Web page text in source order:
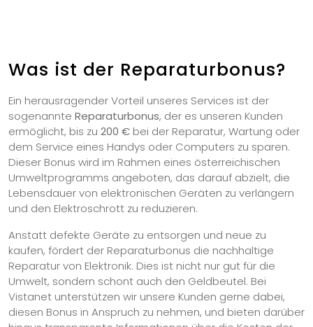
Was ist der Reparaturbonus?
Ein herausragender Vorteil unseres Services ist der
sogenannte Reparaturbonus, der es unseren Kunden
ermöglicht, bis zu 200 € bei der Reparatur, Wartung oder
dem Service eines Handys oder Computers zu sparen.
Dieser Bonus wird im Rahmen eines österreichischen
Umweltprogramms angeboten, das darauf abzielt, die
Lebensdauer von elektronischen Geräten zu verlängern
und den Elektroschrott zu reduzieren.
Anstatt defekte Geräte zu entsorgen und neue zu
kaufen, fördert der Reparaturbonus die nachhaltige
Reparatur von Elektronik. Dies ist nicht nur gut für die
Umwelt, sondern schont auch den Geldbeutel. Bei
Vistanet unterstützen wir unsere Kunden gerne dabei,
diesen Bonus in Anspruch zu nehmen, und bieten darüber